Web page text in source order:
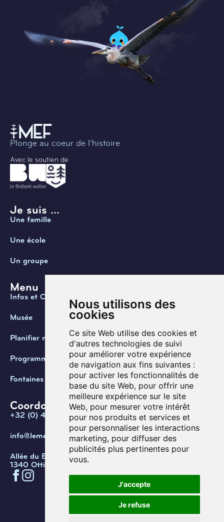
Nous utilisons des
cookies
Ce site Web utilise des cookies et
d'autres technologies de suivi
pour améliorer votre expérience
de navigation aux fins suivantes :
pour activer les fonctionnalités de
base du site Web, pour offrir une
meilleure expérience sur le site
Web, pour mesurer votre intérêt
pour nos produits et services et
pour personnaliser les interactions
marketing, pour diffuser des
publicités plus pertinentes pour
vous.
J'accepte
Je refuse
Plonge au coeur de l’histoire
Avec le soutien de
Je suis ...
Une famille
Une école
Un groupe
Menu
Infos et Contact
Musée
Planifier ma visite
Programmation
Fontaines de Belgique
Coordonnées
+32 (0) 470 / 67.20.55
info@lemef.be
Allée du Bois des Rêves 1,
1340 Ottignies-Louvain-la-Neuve
Confidentialité
Cookies
Conditions d'utilisation
Gérer les cookies